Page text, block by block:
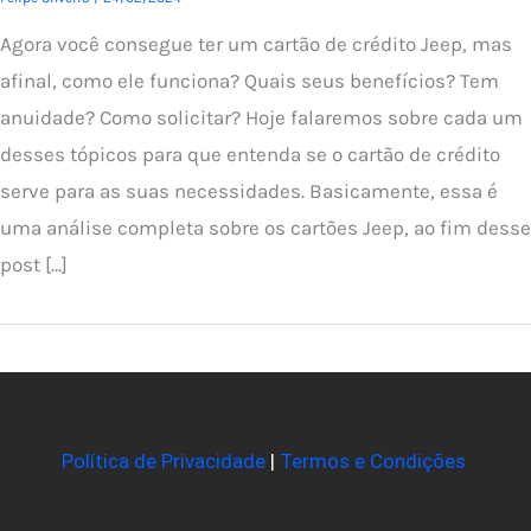
Agora você consegue ter um cartão de crédito Jeep, mas
afinal, como ele funciona? Quais seus benefícios? Tem
anuidade? Como solicitar? Hoje falaremos sobre cada um
desses tópicos para que entenda se o cartão de crédito
serve para as suas necessidades. Basicamente, essa é
uma análise completa sobre os cartões Jeep, ao fim desse
post […]
Política de Privacidade| Termos e Condições